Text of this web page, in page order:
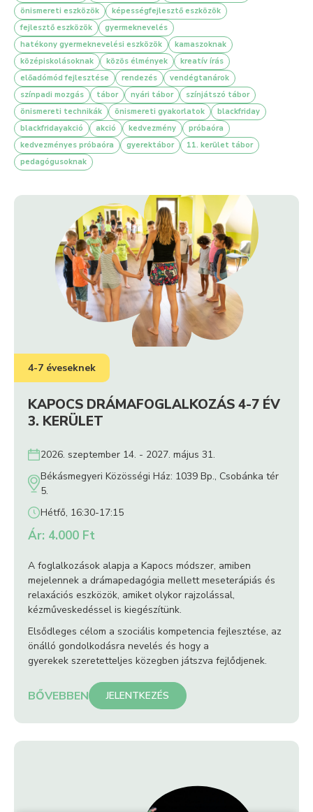
önismereti eszközök
képességfejlesztő eszközök
fejlesztő eszközök
gyermeknevelés
hatékony gyermeknevelési eszközök
kamaszoknak
középiskolásoknak
közös élmények
kreatív írás
előadómód fejlesztése
rendezés
vendégtanárok
színpadi mozgás
tábor nyári tábor
színjátszó tábor
önismereti technikák
önismereti gyakorlatok
blackfriday
blackfridayakció
akció kedvezmény
próbaóra
kedvezményes próbaóra
gyerektábor
11. kerület tábor
pedagógusoknak
4-7 éveseknek
KAPOCS DRÁMAFOGLALKOZÁS 4-7 ÉV
3. KERÜLET
2026. szeptember 14. - 2027. május 31.
Békásmegyeri Közösségi Ház: 1039 Bp., Csobánka tér
5.
Hétfő, 16:30-17:15
Ár: 4.000 Ft
A foglalkozások alapja a Kapocs módszer, amiben
mejelennek a drámapedagógia mellett meseterápiás és
relaxációs eszközök, amiket olykor rajzolással,
kézműveskedéssel is kiegészítünk.
Elsődleges célom a szociális kompetencia fejlesztése, az
önálló gondolkodásra nevelés és hogy a
gyerekek szeretetteljes közegben játszva fejlődjenek.
BŐVEBBEN JELENTKEZÉS